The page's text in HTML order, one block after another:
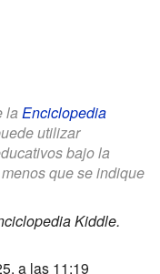
la Enciclopedia
utilizar
bajo la
que se indique
Kiddle.
a las 11:19